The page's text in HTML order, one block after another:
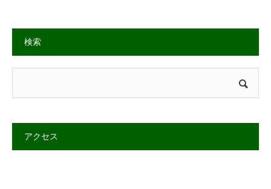
検索
アクセス